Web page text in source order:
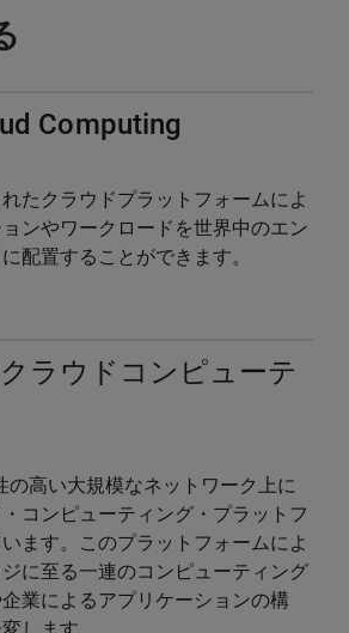
Computing
たクラウドプラットフォームによ
ンやワークロードを世界中のエン
配置することができます。
ラウドコンピューテ
の高い大規模なネットワーク上に
コンピューティング・プラットフ
ます。このプラットフォームによ
に至る一連のコンピューティング
業によるアプリケーションの構
します。